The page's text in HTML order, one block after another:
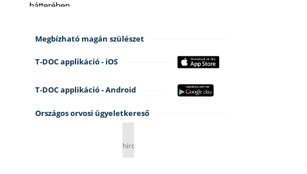
hátterében.
Megbízható magán szülészet
T-DOC applikáció - iOS
T-DOC applikáció - Android
Országos orvosi ügyeletkereső
hirdetés